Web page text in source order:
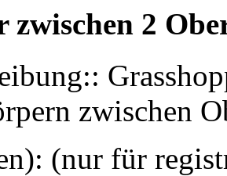
zwischen 2
zwischen
(nur für